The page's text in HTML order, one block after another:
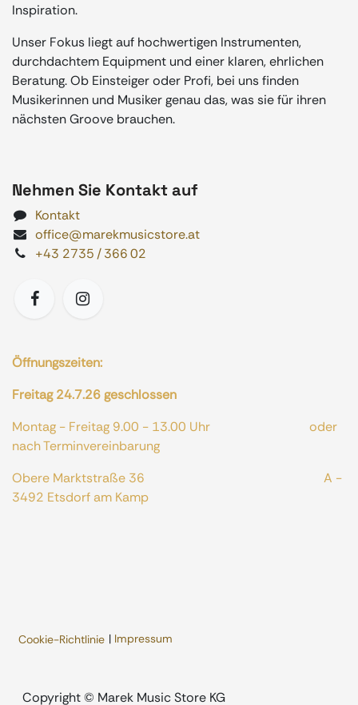
Inspiration.
Unser Fokus liegt auf hochwertigen Instrumenten,
durchdachtem Equipment und einer klaren, ehrlichen
Beratung. Ob Einsteiger oder Profi, bei uns finden
Musikerinnen und Musiker genau das, was sie für ihren
nächsten Groove brauchen.
Nehmen Sie Kontakt auf
Kontakt
office@marekmusicstore.at
+43 2735 / 366 02
Öffnungszeiten:
Freitag 24.7.26 geschlossen
Montag - Freitag 9.00 - 13.00 Uhr oder
nach Terminvereinbarung
Obere Marktstraße 36 A -
3492 Etsdorf am Kamp
Cookie-Richtlinie | Impressum
​Copyright © Marek Music Store KG